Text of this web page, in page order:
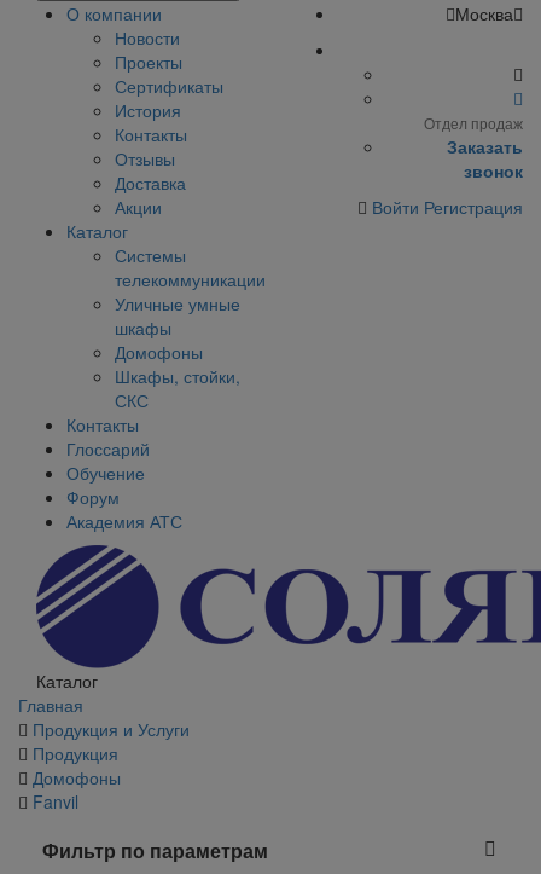
О компании
Новости
Проекты
Сертификаты
История
Контакты
Отзывы
Доставка
Акции
Каталог
Системы
телекоммуникации
Уличные умные
шкафы
Домофоны
Шкафы, стойки,
СКС
Контакты
Глоссарий
Обучение
Форум
Академия АТС
Москва
Отдел продаж
Заказать
звонок
Войти Регистрация
Каталог
Главная
Продукция и Услуги
Продукция
Домофоны
Fanvil
Фильтр по параметрам